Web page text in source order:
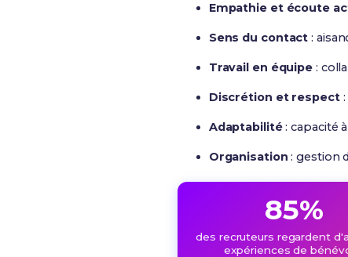
Empathie et écoute
Sens du contact :
Travail en équipe :
Discrétion et respect:
Adaptabilité: capacité
Organisation : gestion
85%
des recruteurs regardent
expériences de